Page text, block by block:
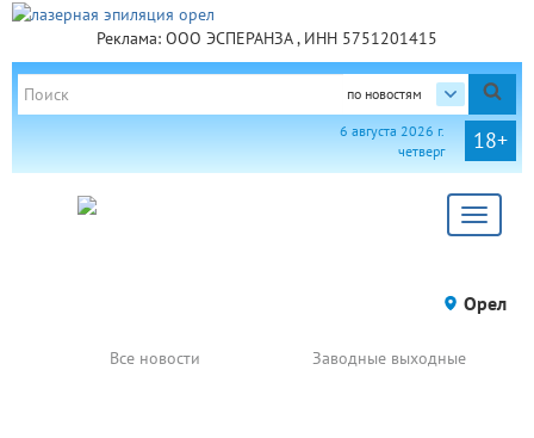
Реклама: ООО ЭСПЕРАНЗА , ИНН 5751201415
по новостям
18+
6 августа 2026 г.
четверг
Toggle
Орел
Все новости Заводные выходные